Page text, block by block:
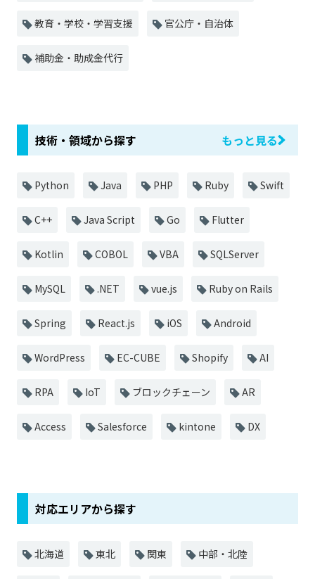
教育・学校・学習支援 官公庁・自治体
補助金・助成金代行
技術・領域から探す もっと見る
Python Java PHP Ruby Swift
C++ Java Script Go Flutter
Kotlin COBOL VBA SQLServer
MySQL .NET vue.js Ruby on Rails
Spring React.js iOS Android
WordPress EC-CUBE Shopify AI
RPA IoT ブロックチェーン AR
Access Salesforce kintone DX
対応エリアから探す
北海道 東北 関東 中部・北陸